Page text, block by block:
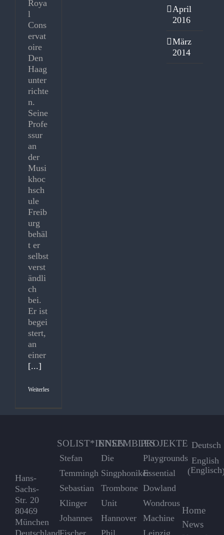
Roya
l
Cons
ervat
oire
Den
Haag
unter
richte
n.
Seine
Profe
ssur
an
der
Musi
khoc
hsch
ule
Freib
urg
behäl
t er
selbst
verst
ändli
ch
bei.
Er ist
begei
stert,
an
einer
[...]
Weiterlesen
April
2016
März
2014
Hans-
Sachs-
Str. 20
80469
München
SOLIST*INNEN
Stefan
Temmingh
Sebastian
Klinger
Johannes
ENSEMBLES
Die
Singphoniker
Trombone
Unit
Hannover
PROJEKTE
Playgrounds
Essential
Dowland
Wondrous
Machine
Deutsch
English
(Englisch
Home
News